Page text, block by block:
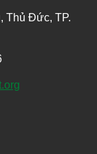
Thủ Đức, TP.